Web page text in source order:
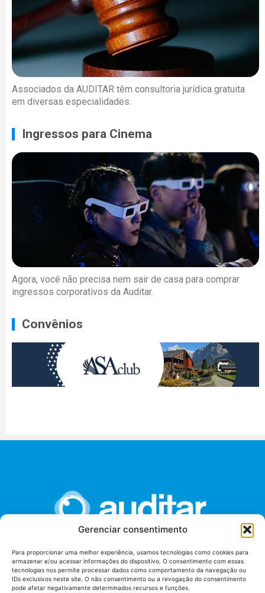
Gerenciar consentimento
Para proporcionar uma melhor experiência, usamos tecnologias como cookies para
armazenar e/ou acessar informações do dispositivo. O consentimento com essas
tecnologias nos permite processar dados como comportamento da navegação ou
IDs exclusivos neste site. O não consentimento ou a revogação do consentimento
pode afetar negativamente determinados recursos e funções.
Associados da AUDITAR têm consultoria jurídica gratuita
em diversas especialidades.
Ingressos para Cinema
Agora, você não precisa nem sair de casa para comprar
ingressos corporativos da Auditar.
Convênios
União dos Auditores Federais de Controle Externo -
AUDITAR
Setor de Administração Federal Sul (SAF/Sul), Qd. 04, Lt. 01